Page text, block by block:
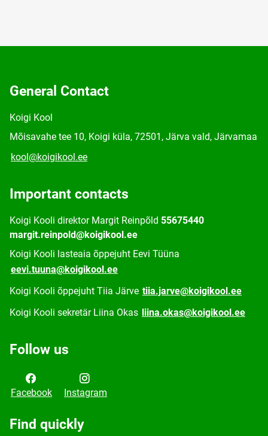
General Contact
Koigi Kool
Mõisavahe tee 10, Koigi küla, 72501, Järva vald, Järvamaa
kool@koigikool.ee
Important contacts
Koigi Kooli direktor Margit Reinpõld 55675440
margit.reinpold@koigikool.ee
Koigi Kooli lasteaia õppejuht Eevi Tüüna
eevi.tuuna@koigikool.ee
Koigi Kooli õppejuht Tiia Järve tiia.jarve@koigikool.ee
Koigi Kooli sekretär Liina Okas liina.okas@koigikool.ee
Follow us
Facebook Instagram
Find quickly